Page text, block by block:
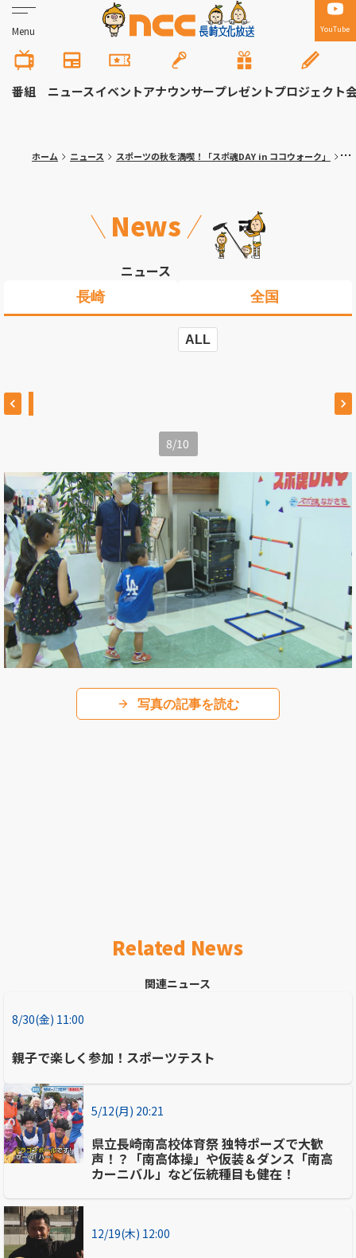
Menu YouTube
番組 ニュースイベントアナウンサープレゼントプロジェクト
ホーム ニュース スポーツの秋を満喫！「スポ魂DAY in ココウォーク」 写
News
ニュース
長崎 全国
ALL
8/10
写真の記事を読む
Related News
関連ニュース
8/30(金) 11:00
親子で楽しく参加！スポーツテスト
5/12(月) 20:21
県立長崎南高校体育祭 独特ポーズで大歓
声！？「南高体操」や仮装＆ダンス「南高
カーニバル」など伝統種目も健在！
12/19(木) 12:00